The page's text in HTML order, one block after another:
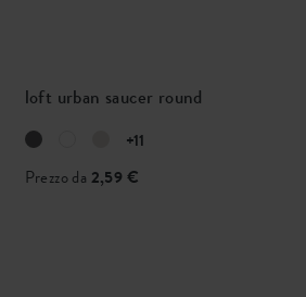
loft urban saucer round
+11
Prezzo da 2,59 €